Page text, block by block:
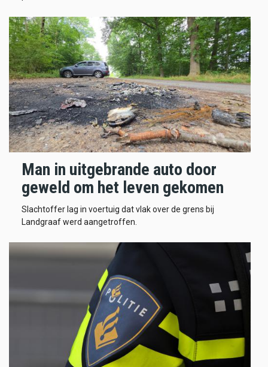
Man in uitgebrande auto door
geweld om het leven gekomen
Slachtoffer lag in voertuig dat vlak over de grens bij
Landgraaf werd aangetroffen.